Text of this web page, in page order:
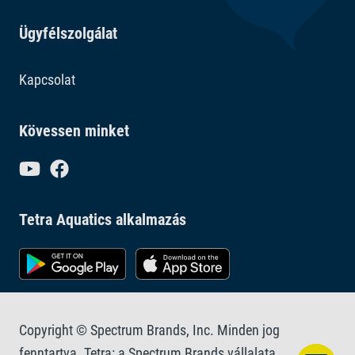
EasyCrystal Filterbox 600 beépített fűtőrekesszel
rendelkezik, amely tiszta vizet és egyszerű hőmérséklet-
szabályozást biztosít egy kompakt készülékházban. A
TÜV/GS által a biztonság és a minőségbiztosítás
garanciával kapható, amely a jól bevált Tetra
technológia mellett magas fokú kényelmet kínál. Legyen
tiszta vizet biztosít, így ideális választás kezdők és
tapasztalt akvaristák számára egyaránt.
Ügyfélszolgálat
Kapcsolat
Kövessen minket
Tetra Aquatics alkalmazás
Copyright © Spectrum Brands, Inc. Minden jog